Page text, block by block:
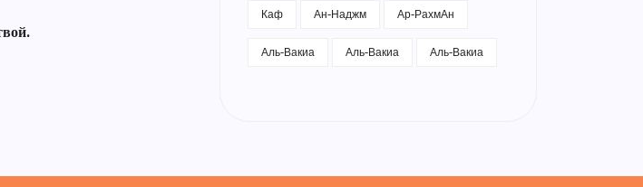
Каф
Ан-Наджм
Ар-РахмАн
Аль-Вакиа
Аль-Вакиа Аль-Вакиа